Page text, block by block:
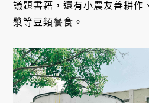
議題書籍，還有小農友善耕作
漿等豆類餐食。